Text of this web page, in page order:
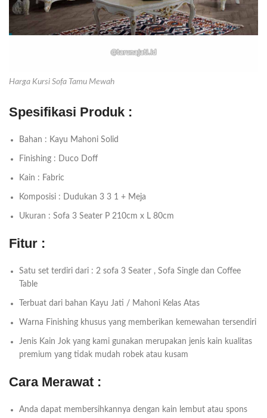
Harga Kursi Sofa Tamu Mewah
Spesifikasi Produk :
Bahan : Kayu Mahoni Solid
Finishing : Duco Doff
Kain : Fabric
Komposisi : Dudukan 3 3 1 + Meja
Ukuran : Sofa 3 Seater P 210cm x L 80cm
Fitur :
Satu set terdiri dari : 2 sofa 3 Seater , Sofa Single dan Coffee
Table
Terbuat dari bahan Kayu Jati / Mahoni Kelas Atas
Warna Finishing khusus yang memberikan kemewahan tersendiri
Jenis Kain Jok yang kami gunakan merupakan jenis kain kualitas
premium yang tidak mudah robek atau kusam
Cara Merawat :
Anda dapat membersihkannya dengan kain lembut atau spons